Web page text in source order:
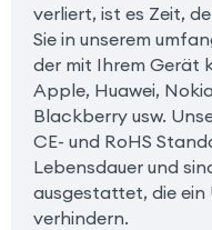
verliert, ist es Zeit,
Sie in unserem
der mit Ihrem Gerät
Apple, Huawei,
Blackberry usw.
CE- und RoHS
Lebensdauer und
ausgestattet, die
verhindern.